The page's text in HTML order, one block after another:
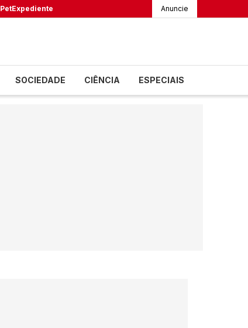
PetExpediente Anuncie
SOCIEDADE CIÊNCIA ESPECIAIS